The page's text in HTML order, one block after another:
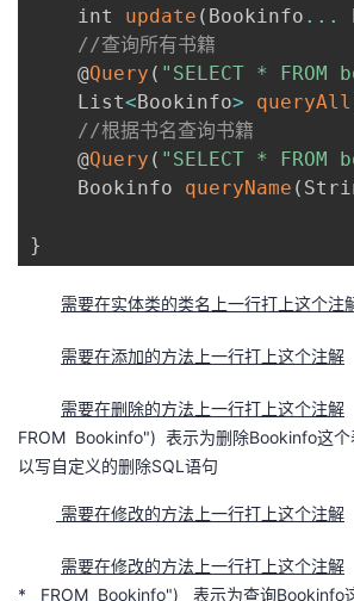
    int
update ( Bookinfo ...
//查询所有书籍
    @
Query ( "SELECT * FROM
    List
<Bookinfo> queryAll
//根据书名查询书籍
    @
Query ( "SELECT * FROM
    Bookinfo
queryName (
}
需要在实体类的类名上一行打上这个注
需要在添加的方法上一行打上这个注解
需要在删除的方法上一行打上这个注解
FROM Bookinfo") 表示为删除Bookinfo这
以写自定义的删除SQL语句
需要在修改的方法上一行打上这个注解
需要在修改的方法上一行打上这个注解
* FROM Bookinfo") 表示为查询Bookinfo